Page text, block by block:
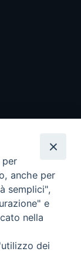
riservati - Vita
per
anche per
semplici",
e
nella
dei